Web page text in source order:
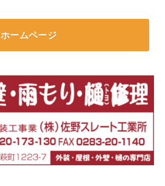
ホームページ